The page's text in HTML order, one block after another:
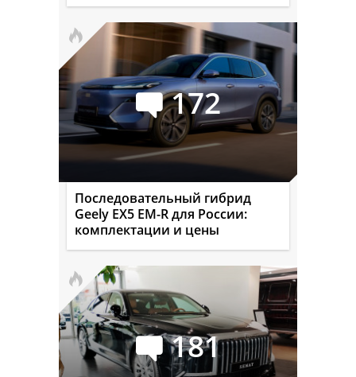
172
Последовательный гибрид
Geely EX5 EM-R для России:
комплектации и цены
181